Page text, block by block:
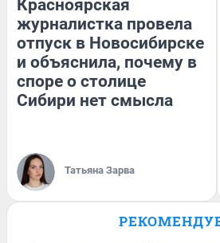
Красноярская
журналистка провела
отпуск в Новосибирске
и объяснила, почему в
споре о столице
Сибири нет смысла
Татьяна Зарва